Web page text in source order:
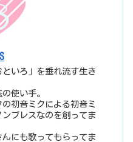
いろ」を垂れ流す生き
使い手。
初音ミクによる初音ミ
ブレスなのを創ってま
にも歌ってもらってま